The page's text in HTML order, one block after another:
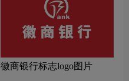
徽商银行标志logo图片